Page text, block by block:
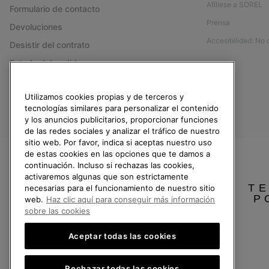
Formulario de contacto
Devoluciones
Desistir del contrato
Estado del pedido
Pago
Preguntas frecuentes
Afíliese a SOREL
Prensa
Accesibilidad: No
España
2026SOREL.Reservados todos los derechos.
Política de Privacidad
Utilizamos cookies propias y de terceros y
tecnologías similares para personalizar el contenido
y los anuncios publicitarios, proporcionar funciones
de las redes sociales y analizar el tráfico de nuestro
sitio web. Por favor, indica si aceptas nuestro uso
de estas cookies en las opciones que te damos a
continuación. Incluso si rechazas las cookies,
activaremos algunas que son estrictamente
necesarias para el funcionamiento de nuestro sitio
web. Haz clic aquí para conseguir más información
sobre las cookies
Aceptar todas las cookies